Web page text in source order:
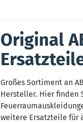
Original
Großes Sortiment an
Hersteller. Hier finden
weitere Ersatzteile für